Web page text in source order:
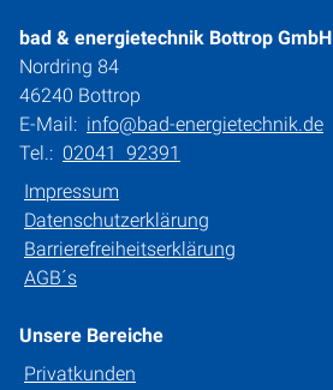
bad & energietechnik Bottrop GmbH
Nordring 84
46240 Bottrop
E-Mail: info@bad-energietechnik.de
Tel.: 02041 92391
Impressum
Datenschutzerklärung
Barrierefreiheitserklärung
AGB´s
Unsere Bereiche
Privatkunden